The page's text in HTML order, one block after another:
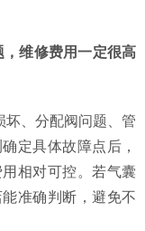
维修费用一定很高
坏、分配阀问题、管
定具体故障点后，
相对可控。若气囊
准确判断，避免不